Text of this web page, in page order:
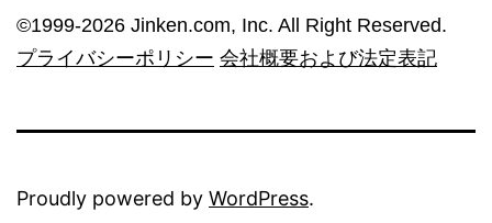
ブ
©︎1999-2026 Jinken.com, Inc. All Right Reserved.
プライバシーポリシー 会社概要および法定表記
Proudly powered by WordPress.